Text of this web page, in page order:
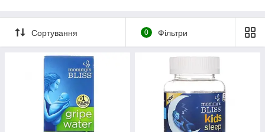
Таким чином з'явився бренд Mommy's Bliss. У
міру того як компанія росла, місія залишалася
незмінною: допомагати мамам по всьому світу,
створюючи ефективні, перевірені продукти, які
включають в себе кращі інгредієнти з усього
світу. Mommy's Bliss спеціалізується на
виробництві дитячої водички від коліків
високої якості, яка не один рік залишається
фаворитом батьків малюків по всьому світу.
Сортування 0 Фільтри